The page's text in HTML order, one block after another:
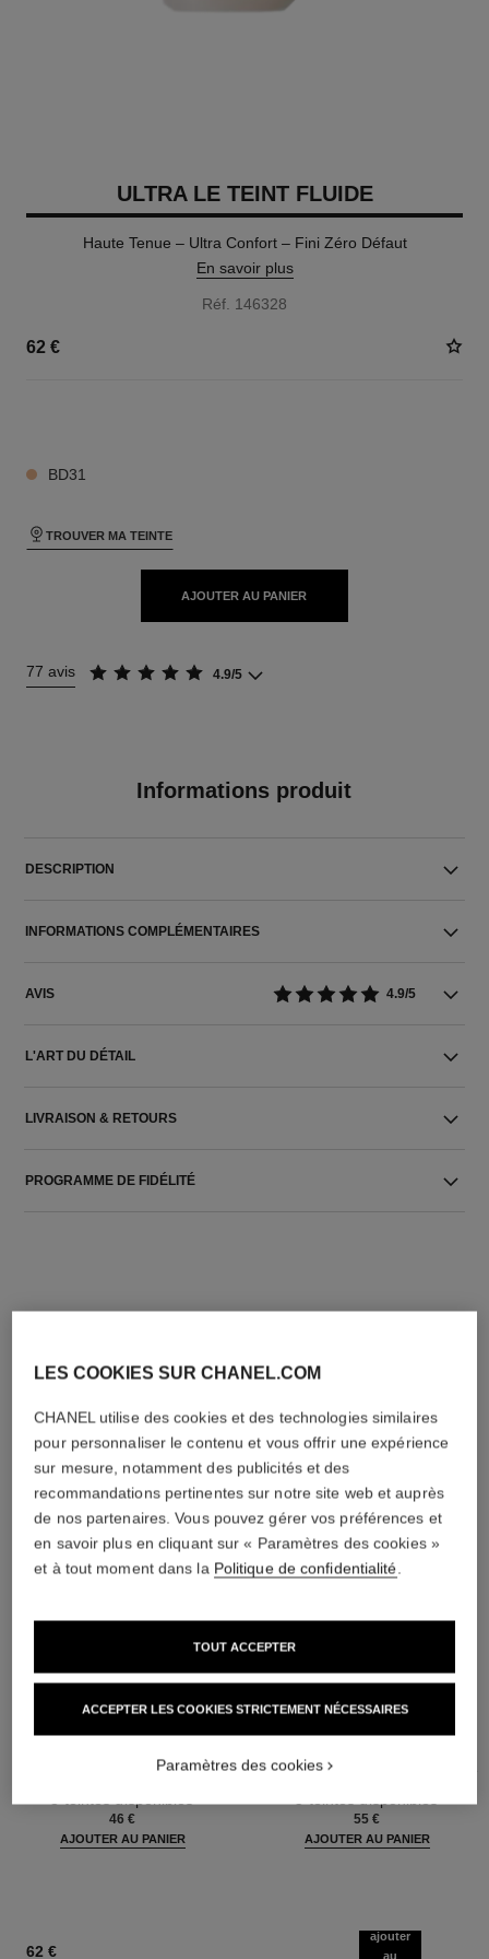
ULTRA LE TEINT FLUIDE
Haute Tenue – Ultra Confort – Fini Zéro Défaut
En savoir plus
Réf. 146328
62 €
BD31
TROUVER MA TEINTE
AJOUTER AU PANIER
77 avis 4.9/5
Informations produit
DESCRIPTION
INFORMATIONS COMPLÉMENTAIRES
AVIS 4.9/5
L'ART DU DÉTAIL
LIVRAISON & RETOURS
PROGRAMME DE FIDÉLITÉ
L'ACCORD PARFAIT
Stick Éclat Multi-usage
46 €
AJOUTER AU PANIER
Fard à Joues Crème en Poudre
55 €
AJOUTER AU PANIER
62 €
ajouter
au
LES COOKIES SUR CHANEL.COM
CHANEL utilise des cookies et des technologies similaires
pour personnaliser le contenu et vous offrir une expérience
sur mesure, notamment des publicités et des
recommandations pertinentes sur notre site web et auprès
de nos partenaires. Vous pouvez gérer vos préférences et
en savoir plus en cliquant sur « Paramètres des cookies »
et à tout moment dans la Politique de confidentialité
ACCEPTER LES COOKIES STRICTEMENT NÉCESSAIRES
TOUT ACCEPTER
Paramètres des cookies